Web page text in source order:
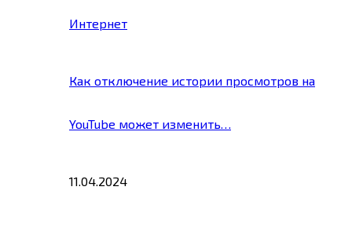
Интернет
Как отключение истории просмотров на
YouTube может изменить…
11.04.2024